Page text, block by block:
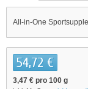
All-in-One
54,72 €
3,47 € pro 100 g